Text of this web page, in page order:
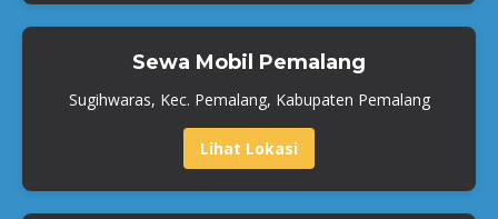
Sewa Mobil Pemalang
Sugihwaras, Kec. Pemalang, Kabupaten Pemalang
Lihat Lokasi